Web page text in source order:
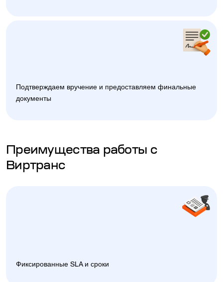
Подтверждаем вручение и предоставляем финальные
документы
Преимущества работы с
Виртранс
Фиксированные SLA и сроки